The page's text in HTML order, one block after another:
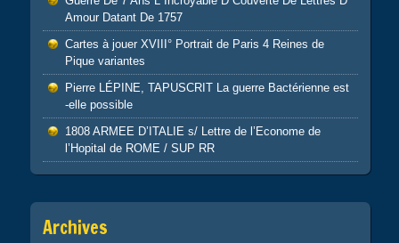
Amour Datant De 1757
Cartes à jouer XVIII° Portrait de Paris 4 Reines de
Pique variantes
Pierre LÉPINE, TAPUSCRIT La guerre Bactérienne est
-elle possible
1808 ARMEE D’ITALIE s/ Lettre de l’Econome de
l’Hopital de ROME / SUP RR
Archives